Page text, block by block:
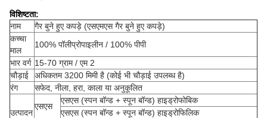
विशिष्टता:
नाम
गैर बुने हुए कपड़े (एसएमएस गैर बुने हुए कपड़े)
कच्चा
माल
100% पॉलीप्रोपाइलीन / 100% पीपी
भार वर्ग 15-70 ग्राम / एम 2
चौड़ाई
अधिकतम 3200 मिमी है (कोई भी चौड़ाई उपलब्ध है)
रंग
सफेद, नीला, हरा, काला या अनुकूलित
उत्पादन
एसएस
एसएस (स्पन बॉन्ड + स्पून बॉन्ड) हाइड्रोफोबिक
एसएस (स्पन बॉन्ड + स्पून बॉन्ड) हाइड्रोफिलिक